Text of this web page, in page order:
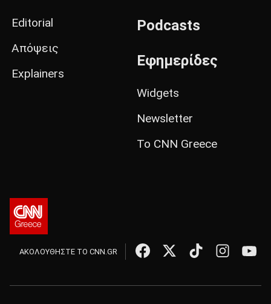
Editorial
Απόψεις
Explainers
Podcasts
Εφημερίδες
Widgets
Newsletter
Το CNN Greece
ΑΚΟΛΟΥΘΗΣΤΕ ΤΟ CNN.GR